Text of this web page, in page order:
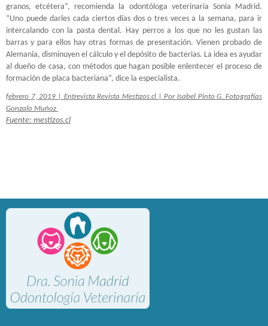
granos, etcétera”, recomienda la odontóloga veterinaria Sonia Madrid.
“Uno puede darles cada ciertos días dos o tres veces a la semana, para ir
intercalando con la pasta dental. Hay perros a los que no les gustan las
barras y para ellos hay otras formas de presentación. Vienen probado de
Alemania, disminuyen el cálculo y el depósito de bacterias. La idea es ayudar
al dueño de casa, con métodos que hagan posible enlentecer el proceso de
formación de placa bacteriana”, dice la especialista.
febrero 7, 2019 | Entrevista Revista Mestizos.cl | Por Isabel Pinto G. Fotografías
Gonzalo Muñoz
Fuente: mestizos.cl